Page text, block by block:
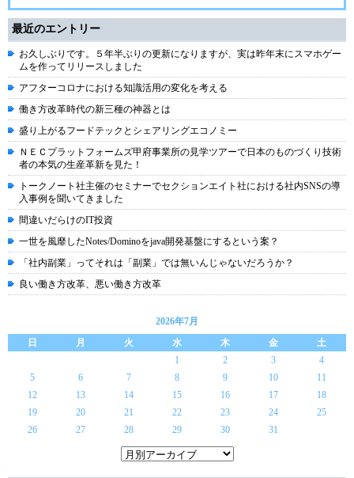
最近のエントリー
お久しぶりです。５年半ぶりの更新になりますが、実は昨年末にスマホゲー
ムを作ってリリースしました
アフターコロナにおける知識活用の変化を考える
働き方改革時代の新三種の神器とは
盛り上がるフードテックとシェアリングエコノミー
ＮＥＣプラットフォームズ甲府事業所の見学ツアーで日本のものづくり技術
者の本気の生産革新を見た！
トークノート社主催のセミナーでセクションエイト社における社内SNSの導
入事例を聞いてきました
間違いだらけのIT投資
一世を風靡したNotes/Dominoをjava開発基盤にするという案？
「社内副業」ってそれは「副業」では無いんじゃないだろうか？
良い働き方改革、悪い働き方改革
2026年7月
日
月 火 水 木 金
土
1
2 3
4
5
6 7 8 9 10
11
12
13 14 15 16 17
18
19
20 21 22 23 24
25
26
27 28 29 30 31